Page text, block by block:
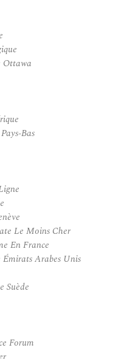
Ottawa
Bas
Le Moins Cher
En France
Arabes Unis
Suède
Forum